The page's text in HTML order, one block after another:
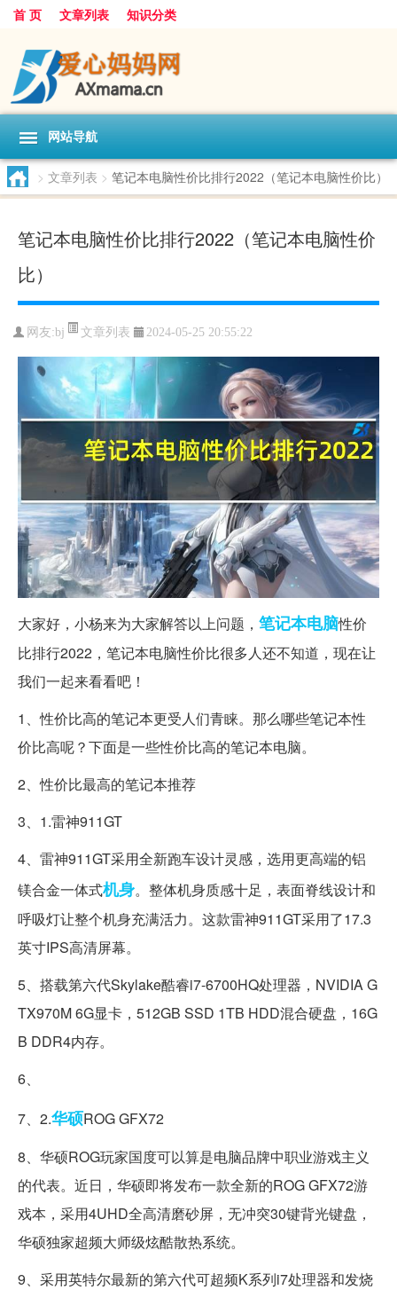
首 页 文章列表 知识分类
网站导航
> 文章列表 > 笔记本电脑性价比排行2022（笔记本电脑性价比）
笔记本电脑性价比排行2022（笔记本电脑性价
比）
网友:bj 文章列表 2024-05-25 20:55:22
大家好，小杨来为大家解答以上问题， 笔记本电脑性价
比排行2022，笔记本电脑性价比很多人还不知道，现在让
我们一起来看看吧！
1、性价比高的笔记本更受人们青睐。那么哪些笔记本性
价比高呢？下面是一些性价比高的笔记本电脑。
2、性价比最高的笔记本推荐
3、1.雷神911GT
4、雷神911GT采用全新跑车设计灵感，选用更高端的铝
镁合金一体式机身。整体机身质感十足，表面脊线设计和
呼吸灯让整个机身充满活力。这款雷神911GT采用了17.3
英寸IPS高清屏幕。
5、搭载第六代Skylake酷睿i7-6700HQ处理器，NVIDIA G
TX970M 6G显卡，512GB SSD 1TB HDD混合硬盘，16G
B DDR4内存。
6、
7、2.华硕ROG GFX72
8、华硕ROG玩家国度可以算是电脑品牌中职业游戏主义
的代表。近日，华硕即将发布一款全新的ROG GFX72游
戏本，采用4UHD全高清磨砂屏，无冲突30键背光键盘，
华硕独家超频大师级炫酷散热系统。
9、采用英特尔最新的第六代可超频K系列i7处理器和发烧